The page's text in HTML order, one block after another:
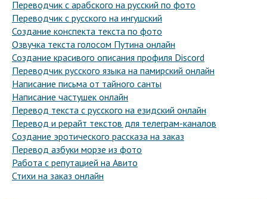
Переводчик с арабского на русский по фото
Переводчик с русского на ингушский
Создание конспекта текста по фото
Озвучка текста голосом Путина онлайн
Создание красивого описания профиля Discord
Переводчик русского языка на памирский онлайн
Написание письма от тайного санты
Написание частушек онлайн
Перевод текста с русского на езидский онлайн
Перевод и рерайт текстов для телеграм-каналов
Создание эротического рассказа на заказ
Перевод азбуки морзе из фото
Работа с репутацией на Авито
Стихи на заказ онлайн